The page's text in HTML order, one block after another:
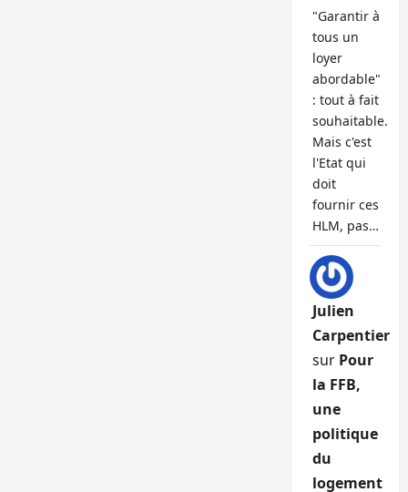
"Garantir à
tous un
loyer
abordable"
: tout à fait
souhaitable.
Mais c'est
l'Etat qui
doit
fournir ces
HLM, pas…
Julien
Carpentier
sur Pour
la FFB,
une
politique
du
logement